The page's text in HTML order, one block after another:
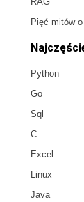
Pięć mitów
Python
Go
Sql
C
Excel
Linux
Java